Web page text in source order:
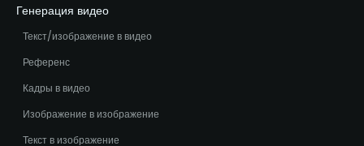
Генерация видео
Текст/изображение в видео
Референс
Кадры в видео
Изображение в изображение
Текст в изображение